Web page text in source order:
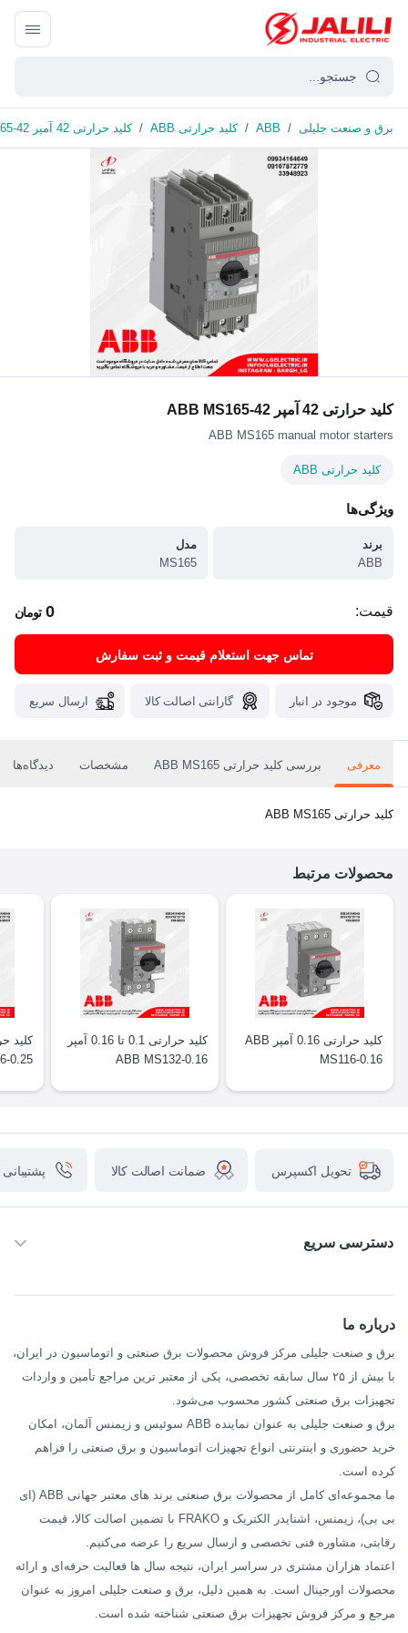
برق و صنعت جلیلی /
ABB
/ کلید حرارتی ABB / کلید حرارتی 42 آمپر ABB MS165-42
کلید حرارتی 42 آمپر ABB MS165-42
ABB MS165 manual motor starters
کلید حرارتی ABB
ویژگی‌ها
برند
ABB
مدل
MS165
قیمت: 0 تومان
تماس جهت استعلام قیمت و ثبت سفارش
موجود در انبار گارانتی اصالت کالا ارسال سریع
معرفی بررسی کلید حرارتی ABB MS165 مشخصات دیدگاه‌ها
کلید حرارتی ABB MS165
محصولات مرتبط
کلید حرارتی 0.16 آمپر ABB
MS116-0.16
کلید حرارتی 0.1 تا 0.16 آمپر
ABB MS132-0.16
0.25
تحویل اکسپرس ضمانت اصالت کالا
دسترسی سریع
SCHNEIDER
فراکو FRAKO
مقالات تخصصی برق صنعتی
درباره ما
برق و صنعت جلیلی مرکز فروش محصولات برق صنعتی و اتوماسیون در ایران،
با بیش از ۲۵ سال سابقه تخصصی، یکی از معتبر ترین مراجع تأمین و واردات
تجهیزات برق صنعتی کشور محسوب می‌شود.
برق و صنعت جلیلی به عنوان نماینده ABB سوئیس و زیمنس آلمان، امکان
خرید حضوری و اینترنتی انواع تجهیزات اتوماسیون و برق صنعتی را فراهم
کرده است.
ما مجموعه‌ای کامل از محصولات برق صنعتی برند های معتبر جهانی ABB (ای
بی بی)، زیمنس، اشنایدر الکتریک و FRAKO با تضمین اصالت کالا، قیمت
رقابتی، مشاوره فنی تخصصی و ارسال سریع را عرضه می‌کنیم.
اعتماد هزاران مشتری در سراسر ایران، نتیجه سال ها فعالیت حرفه‌ای و ارائه
محصولات اورجینال است. به همین دلیل، برق و صنعت جلیلی امروز به عنوان
مرجع و مرکز فروش تجهیزات برق صنعتی شناخته شده است.